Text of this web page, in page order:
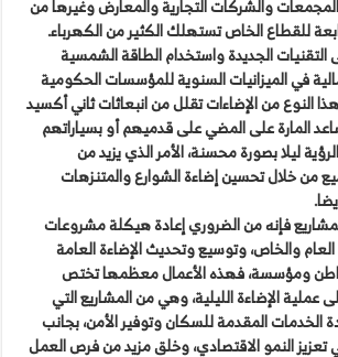
والشركات التجارية والمعارض وغيرها من
للقطاع الخاص تستهلك الكثير من الكهرباء.
التقنيات الجديدة واستخدام الطاقة الشمسية
في الميزانيات السنوية للمؤسسات الحكومية
النوع من الإضاءات تقلل من انبعاثات ثاني أكسيد
المارة على المضي على قدميهم أو بسياراتهم
ليلا بصورة محسنة، الأمر الذي يزيد من
من خلال تحسين إضاءة الشوارع والمتنزهات
فإنه من الضروري إعادة هيكلة مشروعات
والخاص، وتوسيع وتحديث الإضاءة العامة
ومؤسسة، فهذه الأعمال معظمها تختص
عملية الإضاءة الليلية، وهي من المشاريع التي
المقدمة للسكان وتوفير الأمن، بجانب
النمو الاقتصادي، وخلق مزيد من فرص العمل